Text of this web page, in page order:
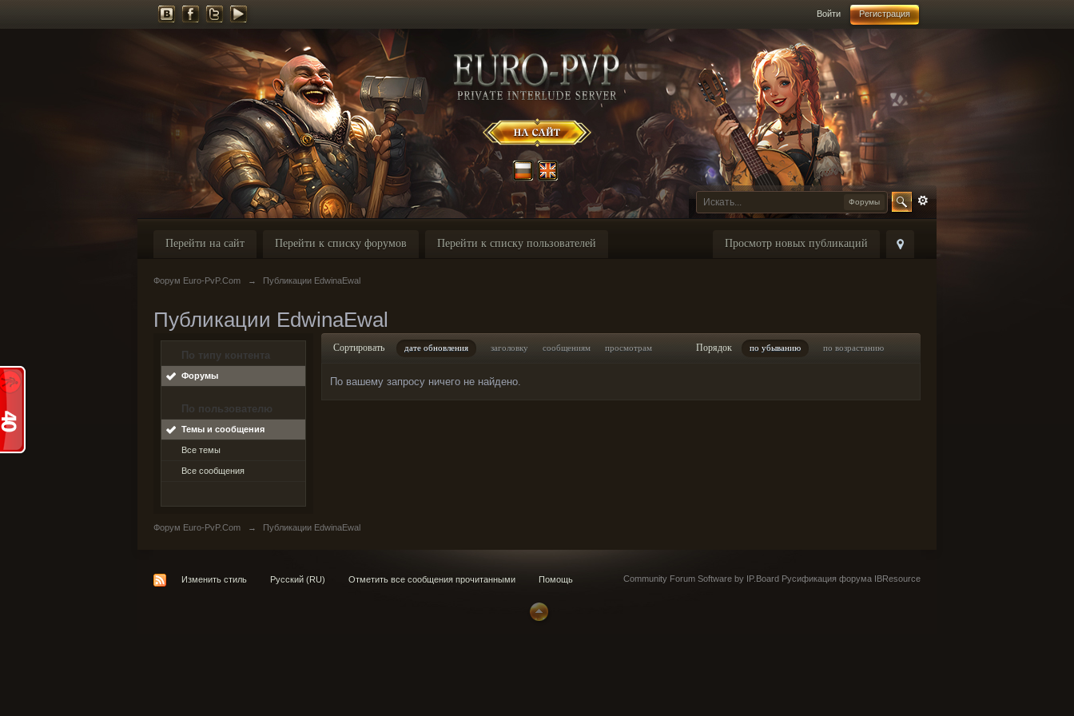
Войти Регистрация
Форумы
Просмотр новых публикаций
Перейти на сайт Перейти к списку форумов Перейти к списку пользователей
Форум Euro-PvP.Com → Публикации EdwinaEwal
Публикации EdwinaEwal
По типу контента
Форумы
По пользователю
Темы и сообщения
Все темы
Все сообщения
Сортировать дате обновления заголовку сообщениям просмотрам Порядок по убыванию по возрастанию
По вашему запросу ничего не найдено.
Форум Euro-PvP.Com → Публикации EdwinaEwal
Изменить стиль Русский (RU) Отметить все сообщения прочитанными Помощь Community Forum Software by IP.Board Русификация форума IBResource